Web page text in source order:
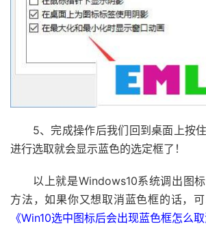
5、完成操作后我们回到桌面上按住
进行选取就会显示蓝色的选定框了！
以上就是Windows10系统调出图标
方法，如果你又想取消蓝色框的话，可
《Win10选中图标后会出现蓝色框怎么取